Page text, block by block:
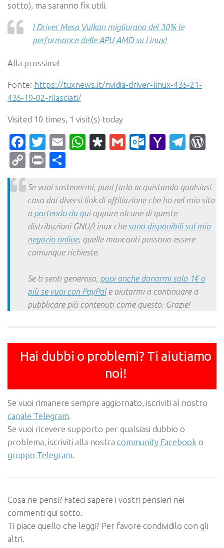
sotto), ma saranno fix utili.
I Driver Mesa Vulkan migliorano del 30% le
performance delle APU AMD su Linux!
Alla prossima!
Fonte: https://tuxnews.it/nvidia-driver-linux-435-21-
435-19-02-rilasciati/
Visited 10 times, 1 visit(s) today
Facebook
Twitter
EmailWhatsApp
Diaspora
Gmail Yahoo
CopyPrint
Se vuoi sostenermi, puoi farlo acquistando qualsiasi
cosa dai diversi link di affiliazione che ho nel mio sito
o partendo da quioppure alcune di queste
distribuzioni GNU/Linux che sono disponibili sul mio
negozio online, quelle mancanti possono essere
comunque richieste.
Se ti senti generoso, puoi anche donarmi solo 1€ o
più se vuoi con PayPale aiutarmi a continuare a
pubblicare più contenuti come questo. Grazie!
Hai dubbi o problemi? Ti aiutiamo
noi!
Se vuoi rimanere sempre aggiornato, iscriviti al nostro
canale Telegram
Se vuoi ricevere supporto per qualsiasi dubbio o
problema, iscriviti alla nostra community Facebook o
gruppo Telegram
Cosa ne pensi? Fateci sapere i vostri pensieri nei
commenti qui sotto.
Ti piace quello che leggi? Per favore condividilo con gli
altri.